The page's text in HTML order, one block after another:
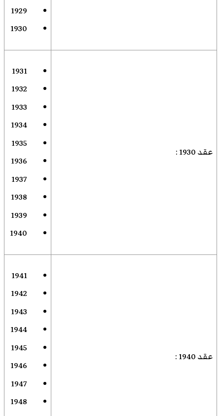
1929
1930
عقد 1930 :
1931
1932
1933
1934
1935
1936
1937
1938
1939
1940
عقد 1940 :
1941
1942
1943
1944
1945
1946
1947
1948